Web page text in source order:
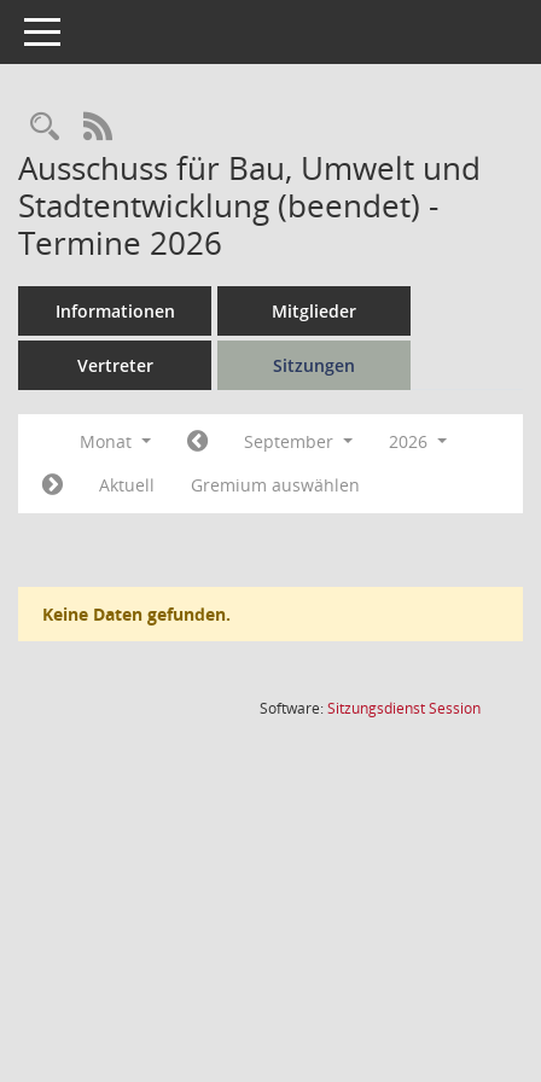
Toggle navigation
Rechercheauswahl
RSS-Feed
Ausschuss für Bau, Umwelt und
Stadtentwicklung (beendet) -
Termine 2026
Informationen Mitglieder
Vertreter Sitzungen
Monat September
2026
Aktuell
Gremium auswählen
Keine Daten gefunden.
Software:SitzungsdienstSession(Wird in